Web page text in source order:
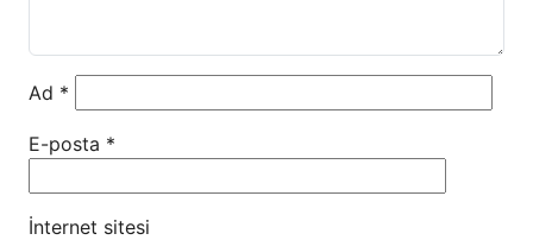
Ad *
E-posta *
İnternet sitesi